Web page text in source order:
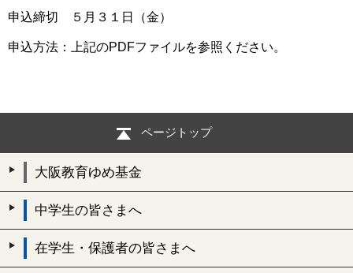
申込締切 ５月３１日（金）
申込方法：上記のPDFファイルを参照ください。
ページトップ
大阪教育ゆめ基金
中学生の皆さまへ
在学生・保護者の皆さまへ